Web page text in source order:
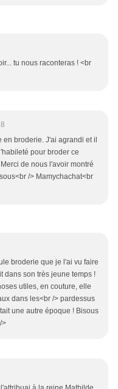
tu nous raconteras ! <br
en broderie. J'ai agrandi et il
pour broder ce
de nous l'avoir montré
/> Mamychachat<br
broderie que je l'ai vu faire
dans son très jeune temps !
utiles, en couture, elle
dans les<br /> pardessus
une autre époque ! Bisous
>